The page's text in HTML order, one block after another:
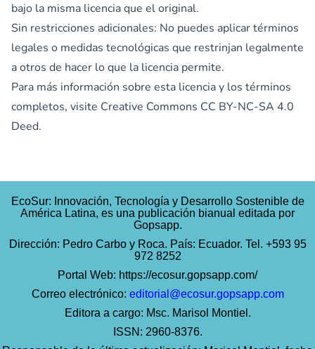
bajo la misma licencia que el original.
Sin restricciones adicionales: No puedes aplicar términos
legales o medidas tecnológicas que restrinjan legalmente
a otros de hacer lo que la licencia permite.
Para más información sobre esta licencia y los términos
completos, visite Creative Commons CC BY-NC-SA 4.0
Deed.
EcoSur: Innovación, Tecnología y Desarrollo Sostenible de
América Latina, es una publicación bianual editada por
Gopsapp.
Dirección: Pedro Carbo y Roca. País: Ecuador. Tel. +593 95
972 8252
Portal Web: https://ecosur.gopsapp.com/
Correo electrónico: editorial@ecosur.gopsapp.com
Editora a cargo: Msc. Marisol Montiel.
ISSN: 2960-8376.